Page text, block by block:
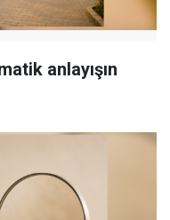
anlayışın